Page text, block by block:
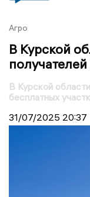
Агро
В Курской
В Курской
бесплатных
31/07/2025 20:37